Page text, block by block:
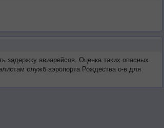
задержку авиарейсов. Оценка таких опасных
служб аэропорта Рождества о-в для